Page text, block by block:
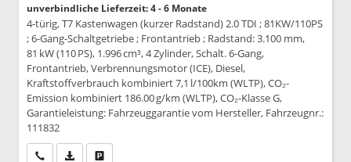
unverbindliche Lieferzeit: 4 - 6 Monate
4-türig, T7 Kastenwagen (kurzer Radstand) 2.0 TDI ; 81KW/110PS
; 6-Gang-Schaltgetriebe ; Frontantrieb ; Radstand: 3.100 mm,
81 kW (110 PS), 1.996 cm³, 4 Zylinder, Schalt. 6-Gang,
Frontantrieb, Verbrennungsmotor (ICE), Diesel,
Kraftstoffverbrauch kombiniert 7,1 l/100km (WLTP), CO₂-
Emission kombiniert 186.00 g/km (WLTP), CO₂-Klasse G,
Garantieleistung: Fahrzeuggarantie vom Hersteller, Fahrzeugnr.:
111832
Wir rufen Sie anPDF-Datei, Fahrzeugexposé drucken